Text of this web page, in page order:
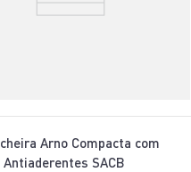
Arno Compacta com
Antiaderentes SACB